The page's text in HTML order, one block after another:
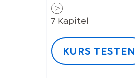
7 Kapitel
KURS TESTEN